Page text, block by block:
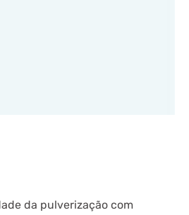
da pulverização com